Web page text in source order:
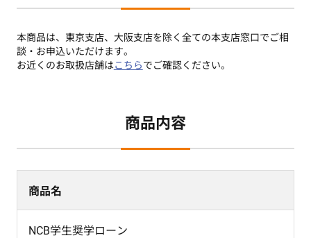
本商品は、東京支店、大阪支店を除く全ての本支店窓口でご相
談・お申込いただけます。
お近くのお取扱店舗はこちらでご確認ください。
商品内容
商品名
NCB学生奨学ローン